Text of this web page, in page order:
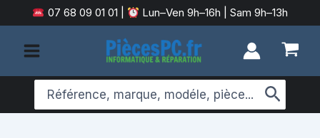
au
contenu
07 68 09 01 01 Lun–Ven 9h–16h | Sam 9h–13h
Search
for: